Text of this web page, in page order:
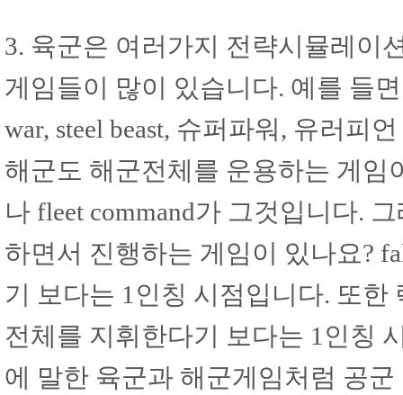
3. 육군은 여러가지 전략시뮬레이
게임들이 많이 있습니다. 예를 들
war, steel beast, 슈퍼파워, 유러피
해군도 해군전체를 운용하는 게임
나 fleet command가 그것입니다.
하면서 진행하는 게임이 있나요?
기 보다는 1인칭 시점입니다. 또
전체를 지휘한다기 보다는 1인칭
에 말한 육군과 해군게임처럼 공